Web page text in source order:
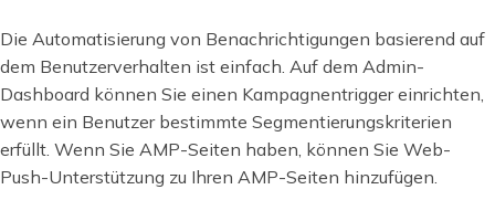
Die Automatisierung von Benachrichtigungen basierend auf
dem Benutzerverhalten ist einfach. Auf dem Admin-
Dashboard können Sie einen Kampagnentrigger einrichten,
wenn ein Benutzer bestimmte Segmentierungskriterien
erfüllt. Wenn Sie AMP-Seiten haben, können Sie Web-
Push-Unterstützung zu Ihren AMP-Seiten hinzufügen.